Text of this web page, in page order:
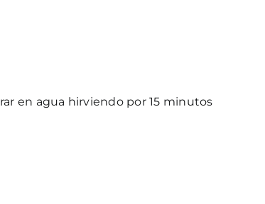
en agua hirviendo por 15 minutos